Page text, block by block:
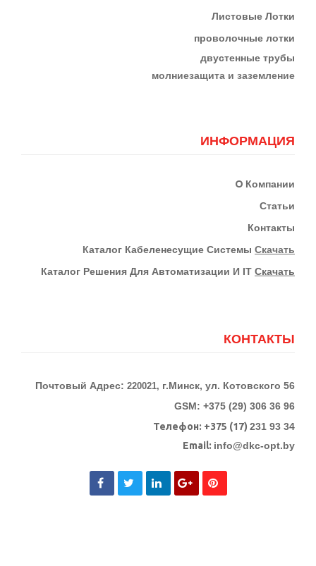
Листовые Лотки
проволочные лотки
двустенные трубы
молниезащита и заземление
ИНФОРМАЦИЯ
О Компании
Статьи
Контакты
КАталог Кабеленесущие Системы Скачать
Каталог Решения Для Автоматизации И IT Скачать
КОНТАКТЫ
Почтовый Адрес: 220021, г.Минск, ул. Котовского 56
GSM: +375 (29) 306 36 96
Телефон: +375 (17) 231 93 34
Email: info@dkc-opt.by